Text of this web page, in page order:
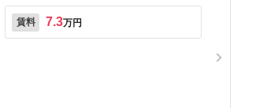
賃料 7.3万円